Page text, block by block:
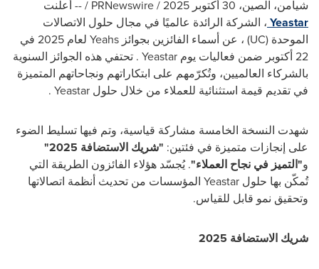
شيامن، الصين، 30 أكتوبر 2025 / PRNewswire / -- أعلنت
Yeastar ، الشركة الرائدة عالميًا في مجال حلول الاتصالات
الموحدة (UC) ، عن أسماء الفائزين بجوائز Yeahs
لعام 2025 في
22 أكتوبر ضمن فعاليات يوم
Yeastar . تحتفي هذه الجوائز السنوية
بالشركاء العالميين، وتُكرّمهم على ابتكاراتهم ونجاحاتهم المتميزة
في تقديم قيمة استثنائية للعملاء من خلال حلول Yeastar
.
شهدت النسخة الخامسة مشاركة قياسية، وتم فيها تسليط الضوء
على إنجازات متميزة في فئتين: "شريك الاستضافة 2025"
و"التميز في نجاح العملاء". يُجسّد هؤلاء الفائزون الطريقة التي
تُمكّن بها حلول Yeastar المؤسسات من تحديث أنظمة اتصالاتها
وتحقيق نمو قابل للقياس.
شريك الاستضافة 2025